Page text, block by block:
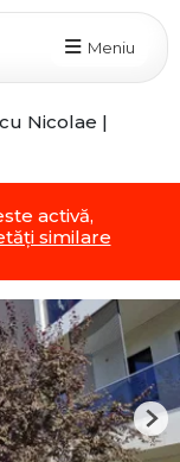
Meniu
Nicolae |
activă,
similare